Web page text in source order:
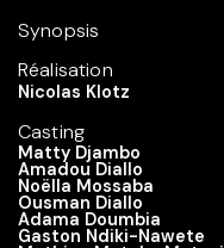
Synopsis
Réalisation
Nicolas Klotz
Casting
Matty Djambo
Amadou Diallo
Noëlla Mossaba
Ousman Diallo
Adama Doumbia
Gaston Ndiki-Nawete